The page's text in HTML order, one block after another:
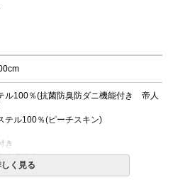
ル100％(抗菌防臭防ダニ機能付き 帝人
テル100％(ピーチスキン)
き
んキルト
く見る